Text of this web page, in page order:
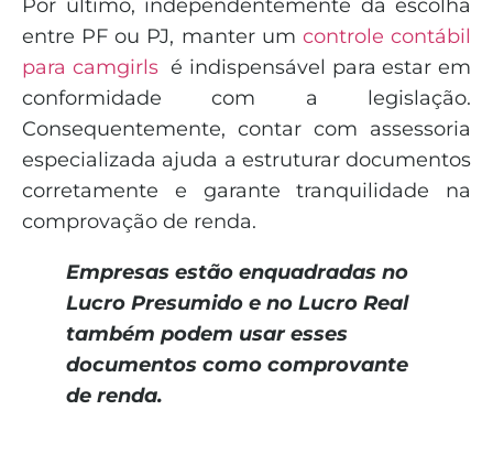
Por último, independentemente da escolha
entre PF ou PJ, manter um controle contábil
para camgirlsé indispensável para estar em
conformidade com a legislação.
Consequentemente, contar com assessoria
especializada ajuda a estruturar documentos
corretamente e garante tranquilidade na
comprovação de renda.
Empresas estão enquadradas no
Lucro Presumido e no Lucro Real
também podem usar esses
documentos como comprovante
de renda.